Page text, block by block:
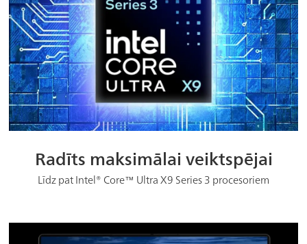
Radīts maksimālai veiktspējai
Līdz pat Intel® Core™ Ultra X9 Series 3 procesoriem